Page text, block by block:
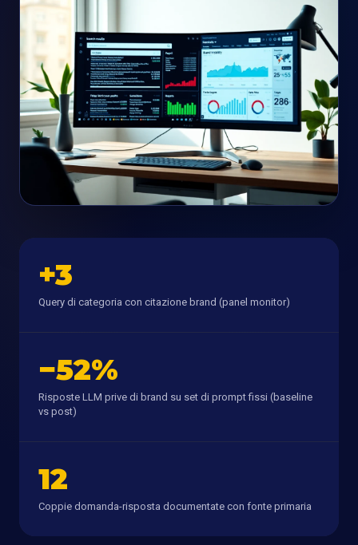
+3
Query di categoria con citazione brand (panel monitor)
−52%
Risposte LLM prive di brand su set di prompt fissi (baseline
vs post)
12
Coppie domanda-risposta documentate con fonte primaria